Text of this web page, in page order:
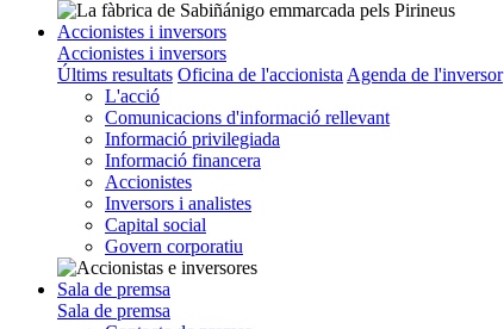
Accionistes i inversors
Accionistes i inversors
Últims resultats Oficina de l'accionista Agenda de l'inversor
L'acció
Comunicacions d'informació rellevant
Informació privilegiada
Informació financera
Accionistes
Inversors i analistes
Capital social
Govern corporatiu
Sala de premsa
Sala de premsa